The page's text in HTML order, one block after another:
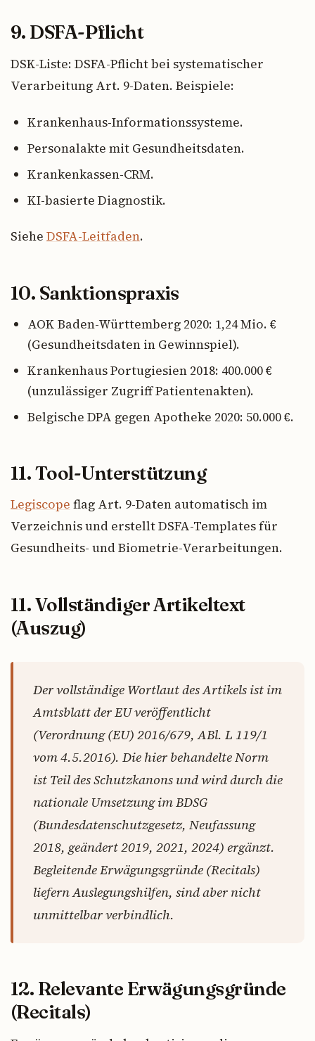
9. DSFA-Pflicht
DSK-Liste: DSFA-Pflicht bei systematischer
Verarbeitung Art. 9-Daten. Beispiele:
Krankenhaus-Informationssysteme.
Personalakte mit Gesundheitsdaten.
Krankenkassen-CRM.
KI-basierte Diagnostik.
Siehe DSFA-Leitfaden.
10. Sanktionspraxis
AOK Baden-Württemberg 2020: 1,24 Mio. €
(Gesundheitsdaten in Gewinnspiel).
Krankenhaus Portugiesien 2018: 400.000 €
(unzulässiger Zugriff Patientenakten).
Belgische DPA gegen Apotheke 2020: 50.000 €.
11. Tool-Unterstützung
Legiscope flag Art. 9-Daten automatisch im
Verzeichnis und erstellt DSFA-Templates für
Gesundheits- und Biometrie-Verarbeitungen.
11. Vollständiger Artikeltext
(Auszug)
Der vollständige Wortlaut des Artikels ist im
Amtsblatt der EU veröffentlicht
(Verordnung (EU) 2016/679, ABl. L 119/1
vom 4.5.2016). Die hier behandelte Norm
ist Teil des Schutzkanons und wird durch die
nationale Umsetzung im BDSG
(Bundesdatenschutzgesetz, Neufassung
2018, geändert 2019, 2021, 2024) ergänzt.
Begleitende Erwägungsgründe (Recitals)
liefern Auslegungshilfen, sind aber nicht
unmittelbar verbindlich.
12. Relevante Erwägungsgründe
(Recitals)